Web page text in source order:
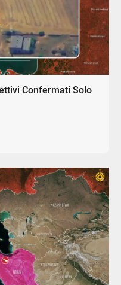
Confermati Solo